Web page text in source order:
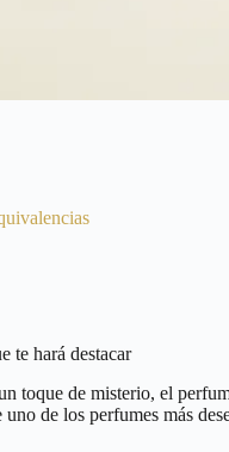
te hará destacar
toque de misterio, el
de los perfumes más